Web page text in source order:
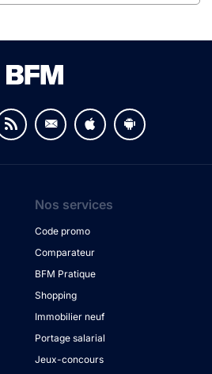
Nos services
Code promo
Comparateur
BFM Pratique
Shopping
Immobilier neuf
Portage salarial
Jeux-concours